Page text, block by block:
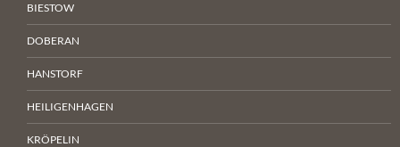
BIESTOW
DOBERAN
HANSTORF
HEILIGENHAGEN
KRÖPELIN